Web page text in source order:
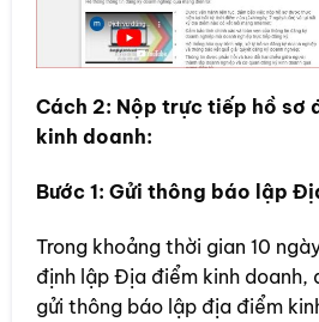
Cách 2: Nộp trực tiếp hồ sơ
kinh doanh:
Bước 1: Gửi thông báo lập
Trong khoảng thời gian 10
định lập Địa điểm kinh doanh,
gửi thông báo lập địa điểm